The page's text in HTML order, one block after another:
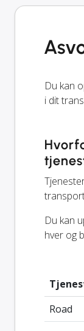
Du kan
i dit
Du kan
hver og
Road